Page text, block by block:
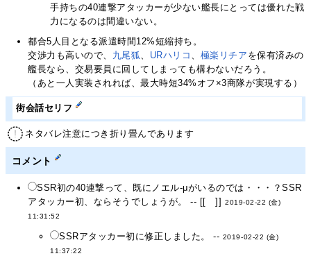
手持ちの40連撃アタッカーが少ない艦長にとっては優れた戦
力になるのは間違いない。
都合5人目となる派遣時間12%短縮持ち。
交渉力も高いので、 九尾狐、 URハリコ 、 極楽リチア を保有済みの
艦長なら、交易要員に回してしまっても構わないだろう。
（あと一人実装されれば、最大時短34%オフ×3商隊が実現する）
街会話セリフ
ネタバレ注意につき折り畳んであります
コメント
SSR初の40連撃って、既にノエル-μがいるのでは・・・？SSR
アタッカー初、ならそうでしょうが。 -- [[ ]]2019-02-22 (金)
11:31:52
SSRアタッカー初に修正しました。 -- 2019-02-22 (金)
11:37:22